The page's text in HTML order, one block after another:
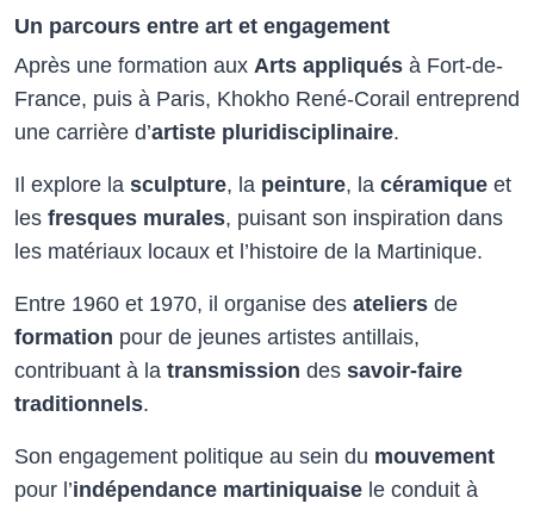
Un parcours entre art et engagement
Après une formation aux Arts appliqués à Fort-de-
France, puis à Paris, Khokho René-Corail entreprend
une carrière d’artiste pluridisciplinaire.
Il explore la sculpture, la peinture, la céramique et
les fresques murales, puisant son inspiration dans
les matériaux locaux et l’histoire de la Martinique.
Entre 1960 et 1970, il organise des ateliers de
formation pour de jeunes artistes antillais,
contribuant à la transmission des savoir-faire
traditionnels.
Son engagement politique au sein du mouvement
pour l’indépendance martiniquaise le conduit à